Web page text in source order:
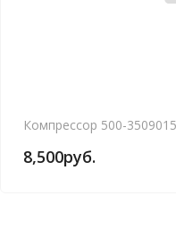
Компрессор 500-3509015
8,500руб.